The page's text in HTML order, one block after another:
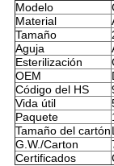
Modelo
Material
Tamaño
Aguja
Esterilización
OEM
Código del HS
Vida útil
Paquete
Tamaño del cartón
G.W./Carton
Certificados